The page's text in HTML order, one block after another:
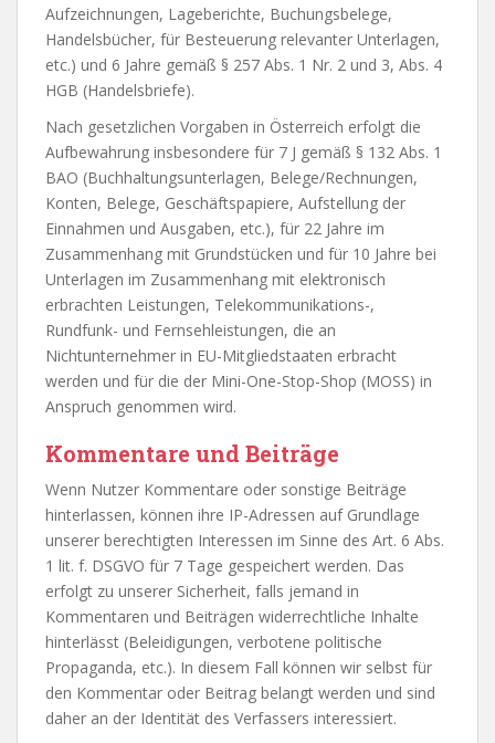
Aufzeichnungen, Lageberichte, Buchungsbelege,
Handelsbücher, für Besteuerung relevanter Unterlagen,
etc.) und 6 Jahre gemäß § 257 Abs. 1 Nr. 2 und 3, Abs. 4
HGB (Handelsbriefe).
Nach gesetzlichen Vorgaben in Österreich erfolgt die
Aufbewahrung insbesondere für 7 J gemäß § 132 Abs. 1
BAO (Buchhaltungsunterlagen, Belege/Rechnungen,
Konten, Belege, Geschäftspapiere, Aufstellung der
Einnahmen und Ausgaben, etc.), für 22 Jahre im
Zusammenhang mit Grundstücken und für 10 Jahre bei
Unterlagen im Zusammenhang mit elektronisch
erbrachten Leistungen, Telekommunikations-,
Rundfunk- und Fernsehleistungen, die an
Nichtunternehmer in EU-Mitgliedstaaten erbracht
werden und für die der Mini-One-Stop-Shop (MOSS) in
Anspruch genommen wird.
Kommentare und Beiträge
Wenn Nutzer Kommentare oder sonstige Beiträge
hinterlassen, können ihre IP-Adressen auf Grundlage
unserer berechtigten Interessen im Sinne des Art. 6 Abs.
1 lit. f. DSGVO für 7 Tage gespeichert werden. Das
erfolgt zu unserer Sicherheit, falls jemand in
Kommentaren und Beiträgen widerrechtliche Inhalte
hinterlässt (Beleidigungen, verbotene politische
Propaganda, etc.). In diesem Fall können wir selbst für
den Kommentar oder Beitrag belangt werden und sind
daher an der Identität des Verfassers interessiert.